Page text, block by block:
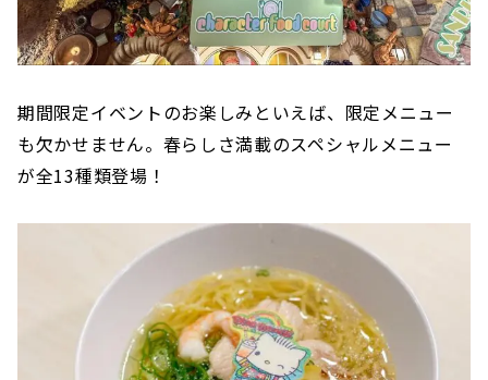
期間限定イベントのお楽しみといえば、限定メニュー
も欠かせません。春らしさ満載のスペシャルメニュー
が全13種類登場！